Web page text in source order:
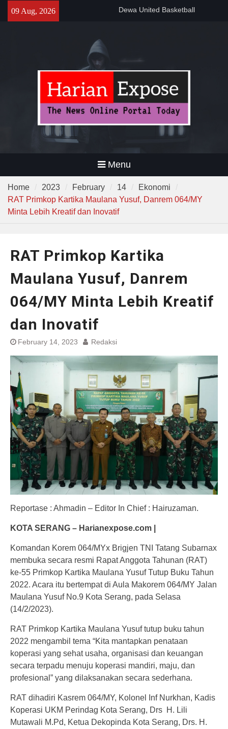
09 Aug, 2026
Gelar Patroli Malam, Personel
Menu
Home 2023 February 14
Ekonomi
RAT Primkop Kartika Maulana Yusuf, Danrem 064/MY
Minta Lebih Kreatif dan Inovatif
RAT Primkop Kartika
Maulana Yusuf, Danrem
064/MY Minta Lebih Kreatif
dan Inovatif
February 14, 2023 Redaksi
Reportase : Ahmadin – Editor In Chief : Hairuzaman.
KOTA SERANG – Harianexpose.com |
Komandan Korem 064/MYx Brigjen TNI Tatang Subarnax
membuka secara resmi Rapat Anggota Tahunan (RAT)
ke-55 Primkop Kartika Maulana Yusuf Tutup Buku Tahun
2022. Acara itu bertempat di Aula Makorem 064/MY Jalan
Maulana Yusuf No.9 Kota Serang, pada Selasa
(14/2/2023).
RAT Primkop Kartika Maulana Yusuf tutup buku tahun
2022 mengambil tema “Kita mantapkan penataan
koperasi yang sehat usaha, organisasi dan keuangan
secara terpadu menuju koperasi mandiri, maju, dan
profesional” yang dilaksanakan secara sederhana.
RAT dihadiri Kasrem 064/MY, Kolonel Inf Nurkhan, Kadis
Koperasi UKM Perindag Kota Serang, Drs H. Lili
Mutawali M.Pd, Ketua Dekopinda Kota Serang, Drs. H.